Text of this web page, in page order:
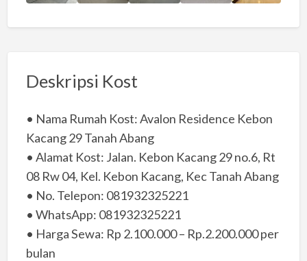
Deskripsi Kost
• Nama Rumah Kost: Avalon Residence Kebon
Kacang 29 Tanah Abang
• Alamat Kost: Jalan. Kebon Kacang 29 no.6, Rt
08 Rw 04, Kel. Kebon Kacang, Kec Tanah Abang
• No. Telepon: 081932325221
• WhatsApp: 081932325221
• Harga Sewa: Rp 2.100.000 – Rp.2.200.000 per
bulan